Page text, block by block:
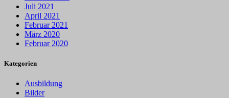
Juli 2021
April 2021
Februar 2021
März 2020
Februar 2020
Kategorien
Ausbildung
Bilder